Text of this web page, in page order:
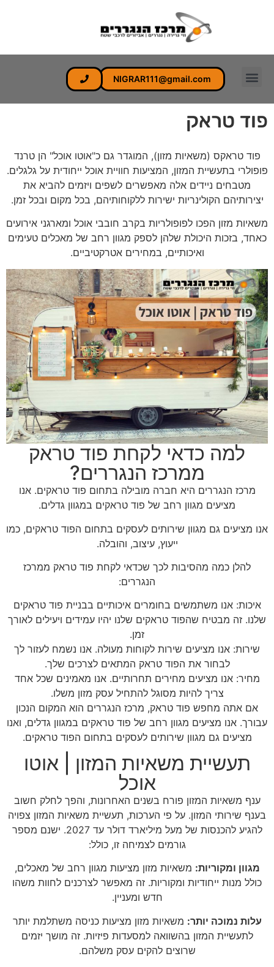
NIGRAR111@gmail.com
פוד טראק
פוד טראקס (משאיות מזון), המוגדר גם כ"אוטו אוכל" הן טרנד
פופולרי בתעשיית המזון, המציעות חוויית אוכל ייחודית על גלגלים.
מטבחים ניידים אלה מאפשרים לשפים ויזמים להביא את
יצירותיהם הקולינריות ישירות ללקוחותיהם, בכל מקום ובכל זמן.
משאיות מזון הפכו לפופולריות בקרב חובבי אוכל ומארגני אירועים
כאחד, בזכות היכולת שלהן לספק מגוון רחב של מאכלים טעימים
ואיכותיים, במחירים אטרקטיביים.
למה כדאי לקחת פוד טראק
ממרכז הנגררים?
מרכז הנגררים היא חברה מובילה בתחום פוד טראקים. אנו
מציעים מגוון רחב של פוד טראקים במגוון גדלים.
אנו מציעים גם מגוון שירותים לעסקים בתחום הפוד טראקים, כמו
ייעוץ, עיצוב, והובלה.
להלן כמה מהסיבות לכך שכדאי לקחת פוד טראק ממרכז
הנגררים:
איכות: אנו משתמשים בחומרים איכותיים בבניית פוד טראקים
שלנו. זה מבטיח שהפוד טראקים שלנו יהיו עמידים ויעילים לאורך
זמן.
שירות: אנו מציעים שירות לקוחות מעולה. אנו נשמח לעזור לך
לבחור את הפוד טראק המתאים לצרכים שלך.
מחיר: אנו מציעים מחירים תחרותיים. אנו מאמינים שכל אחד
צריך להיות מסוגל להתחיל עסק מזון משלו.
אם אתה מחפש פוד טראק, מרכז הנגררים הוא המקום הנכון
עבורך. אנו מציעים מגוון רחב של פוד טראקים במגוון גדלים, ואנו
מציעים גם מגוון שירותים לעסקים בתחום הפוד טראקים.
תעשיית משאיות המזון | אוטו
אוכל
ענף משאיות המזון פורח בשנים האחרונות, והפך לחלק חשוב
בענף שירותי המזון. על פי הערכות, תעשיית משאיות המזון צפויה
להגיע להכנסות של מעל מיליארד דולר עד 2027. ישנם מספר
גורמים לצמיחה זו, כולל:
מגוון ומקוריות: משאיות מזון מציעות מגוון רחב של מאכלים,
כולל מנות ייחודיות ומקוריות. זה מאפשר לצרכנים לחוות משהו
חדש ומעניין.
עלות נמוכה יותר: משאיות מזון מציעות כניסה משתלמת יותר
לתעשיית המזון בהשוואה למסעדות פיזיות. זה מושך יזמים
שרוצים להקים עסק משלהם.